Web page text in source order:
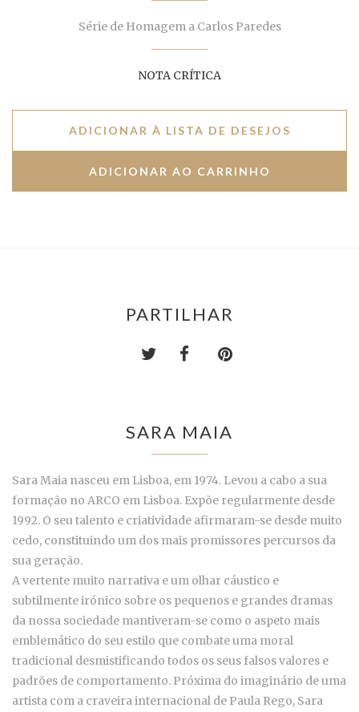
Série de Homagem a Carlos Paredes
NOTA CRÍTICA
ADICIONAR À LISTA DE DESEJOS
PARTILHAR
SARA MAIA
Sara Maia nasceu em Lisboa, em 1974. Levou a cabo a sua
formação no ARCO em Lisboa. Expõe regularmente desde
1992. O seu talento e criatividade afirmaram-se desde muito
cedo, constituindo um dos mais promissores percursos da
sua geração.
A vertente muito narrativa e um olhar cáustico e
subtilmente irónico sobre os pequenos e grandes dramas
da nossa sociedade mantiveram-se como o aspeto mais
emblemático do seu estilo que combate uma moral
tradicional desmistificando todos os seus falsos valores e
padrões de comportamento. Próxima do imaginário de uma
artista com a craveira internacional de Paula Rego, Sara